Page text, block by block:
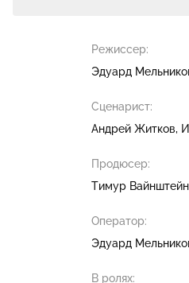
Режиссер:
Эдуард
Сценарист:
Андрей Житков
Продюсер:
Тимур Вайнштейн
Оператор:
Эдуард
В ролях: